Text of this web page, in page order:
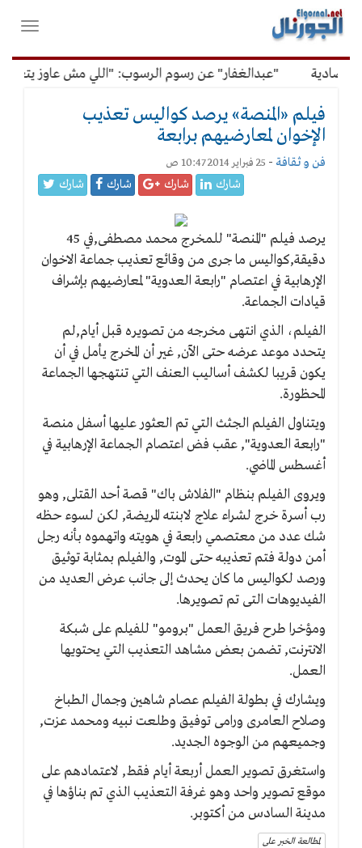
القائمة
الرئيسية
فتح
"عبدالغفار" عن رسوم الرسوب: "اللي مش عاوز يتعلم
فيلم «المنصة» يرصد كواليس تعذيب
الإخوان لمعارضيهم برابعة
فن و ثقافة - 25 فبراير 2014 10:47 ص
شارك شارك شارك شارك
يرصد فيلم "المنصة" للمخرج محمد مصطفى,في 45
دقيقة,كواليس ما جرى من وقائع تعذيب جماعة الاخوان
الإرهابية في اعتصام "رابعة العدوية" لمعارضيهم بإشراف
قيادات الجماعة.
الفيلم، الذي انتهى مخرجه من تصويره قبل أيام,لم
يتحدد موعد عرضه حتى الآن, غير أن المخرج يأمل في أن
يكون قريبا لكشف أساليب العنف التي تنتهجها الجماعة
المحظورة.
ويتناول الفيلم الجثث التي تم العثور عليها أسفل منصة
"رابعة العدوية", عقب فض اعتصام الجماعة الإرهابية في
أغسطس الماضي.
ويروى الفيلم بنظام "الفلاش باك" قصة أحد القتلى, وهو
رب أسرة خرج لشراء علاج لابنته المريضة, لكن لسوء حظه
شك عدد من معتصمي رابعة في هويته واتهموه بأنه رجل
أمن دولة فتم تعذيبه حتى الموت, والفيلم بمثابة توثيق
ورصد لكواليس ما كان يحدث إلى جانب عرض العديد من
الفيديوهات التى تم تصويرها.
ومؤخرا طرح فريق العمل "برومو" للفيلم على شبكة
الانترنت, تضمن بعض مشاهد التعذيب التي يحتويها
العمل.
ويشارك في بطولة الفيلم عصام شاهين وجمال الطباخ
وصلاح العامرى ورامى توفيق وطلعت نبيه ومحمد عزت,
وجميعهم من الوجوه الجديد.
واستغرق تصوير العمل أربعة أيام فقط, لاعتمادهم على
موقع تصوير واحد وهو غرفة التعذيب الذي تم بناؤها في
مدينة السادس من أكتوبر.
لمطالعة الخبر على